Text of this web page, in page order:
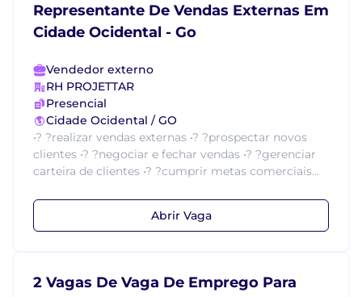
Representante De Vendas Externas Em
Cidade Ocidental - Go
Vendedor externo
RH PROJETTAR
Presencial
Cidade Ocidental / GO
•? ?realizar vendas externas •? ?prospectar novos
clientes •? ?negociar e fechar vendas •? ?gerenciar
carteira de clientes •? ?cumprir metas comerciais...
Abrir Vaga
2 Vagas De Vaga De Emprego Para